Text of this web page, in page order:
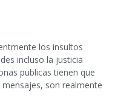
los insultos
incluso la justicia
publicas tienen que
son realmente